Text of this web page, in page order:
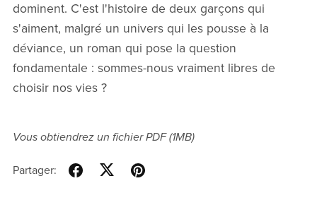
dominent. C'est l'histoire de deux garçons qui
s'aiment, malgré un univers qui les pousse à la
déviance, un roman qui pose la question
fondamentale : sommes-nous vraiment libres de
choisir nos vies ?
Vous obtiendrez un fichier PDF(1MB)
Partager: